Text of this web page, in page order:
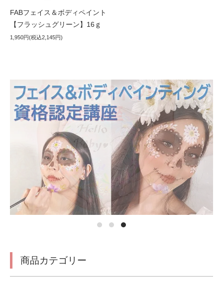
FABフェイス＆ボディペイント
【フラッシュグリーン】16ｇ
1,950円(税込2,145円)
商品カテゴリー